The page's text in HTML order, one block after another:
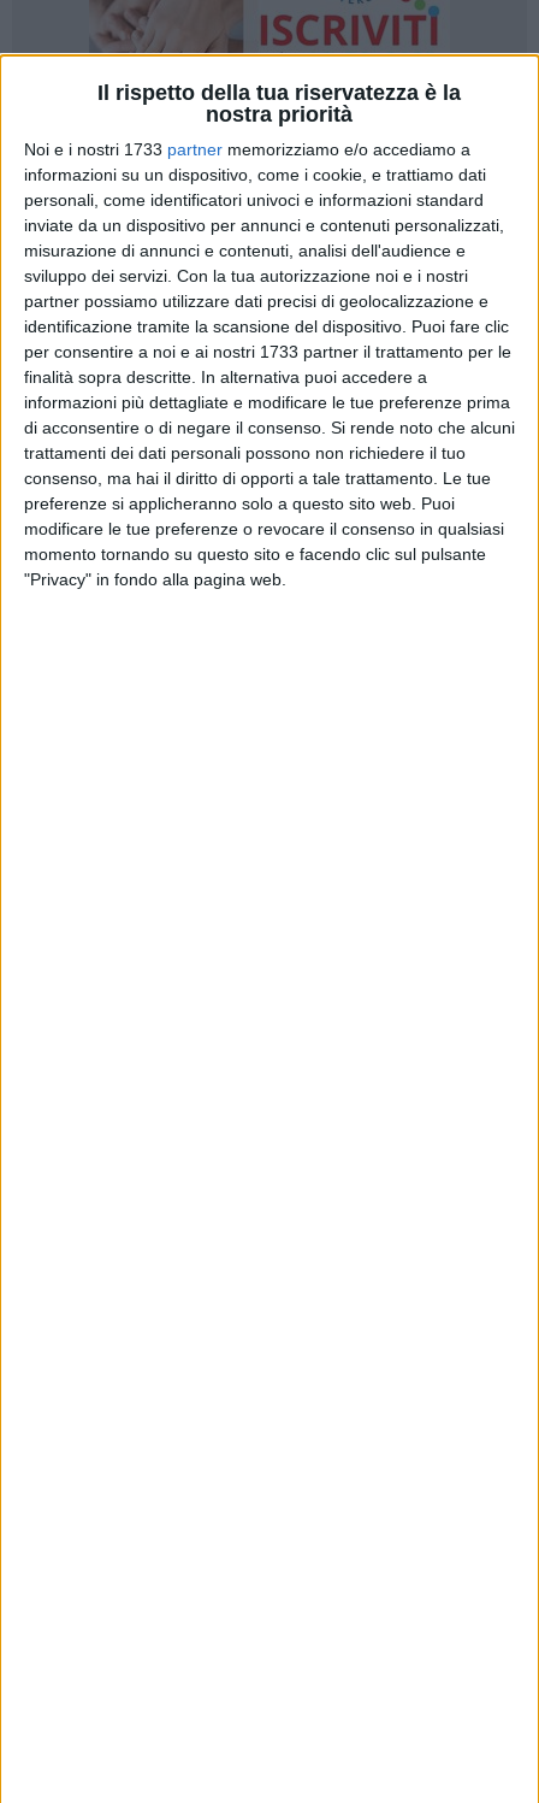
Il rispetto della tua riservatezza è la
nostra priorità
Noi e i nostri 1733 partner memorizziamo e/o accediamo a
informazioni su un dispositivo, come i cookie, e trattiamo dati
personali, come identificatori univoci e informazioni standard
inviate da un dispositivo per annunci e contenuti personalizzati,
misurazione di annunci e contenuti, analisi dell'audience e
sviluppo dei servizi. Con la tua autorizzazione noi e i nostri
partner possiamo utilizzare dati precisi di geolocalizzazione e
identificazione tramite la scansione del dispositivo. Puoi fare clic
per consentire a noi e ai nostri 1733 partner il trattamento per le
finalità sopra descritte. In alternativa puoi accedere a
informazioni più dettagliate e modificare le tue preferenze prima
di acconsentire o di negare il consenso. Si rende noto che alcuni
trattamenti dei dati personali possono non richiedere il tuo
consenso, ma hai il diritto di opporti a tale trattamento. Le tue
preferenze si applicheranno solo a questo sito web. Puoi
modificare le tue preferenze o revocare il consenso in qualsiasi
momento tornando su questo sito e facendo clic sul pulsante
"Privacy" in fondo alla pagina web.
È stato ritrovato senza vita nel pomeriggio di domenica 2
marzo il molfettese Valerio Lacalamita, di cui si erano perse
le tracce dallo scorso 23 febbraio. L'uomo, 46 anni, si era
allontanato senza portare con sé il cellulare, a bordo della
propria auto, facendo perdere ogni contatto con familiari e
conoscenti.
Le ricerche, avviate nei giorni successivi alla scomparsa, si
sono concluse con il tragico ritrovamento avvenuto a